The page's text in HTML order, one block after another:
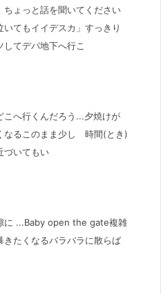
ょっと話を聞いてください
てもイイデスカ」すっきり
てデパ地下へ行こ
こへ行くんだろう...夕焼けが
なるこのまま少し 時間(とき)
いてもい
に ...Baby open the gate複雑
たくなるバラバラに散らば